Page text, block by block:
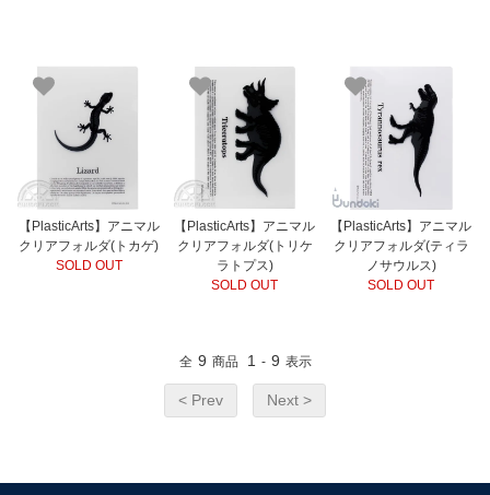
【PlasticArts】アニマル
クリアフォルダ(トカゲ)
SOLD OUT
【PlasticArts】アニマル
クリアフォルダ(トリケ
ラトプス)
SOLD OUT
【PlasticArts】アニマル
クリアフォルダ(ティラ
ノサウルス)
SOLD OUT
全 9 商品 1 - 9 表示
< Prev Next >